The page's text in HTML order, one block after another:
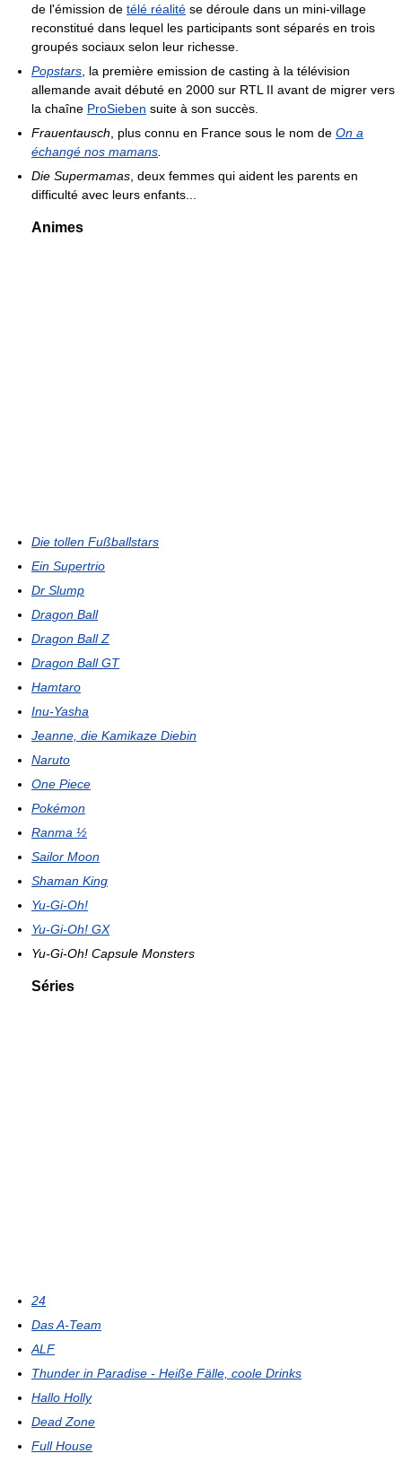
de l'émission de télé réalité se déroule dans un mini-village
reconstitué dans lequel les participants sont séparés en trois
groupés sociaux selon leur richesse.
Popstars , la première emission de casting à la télévision
allemande avait débuté en 2000 sur RTL II avant de migrer vers
la chaîne ProSieben suite à son succès.
Frauentausch , plus connu en France sous le nom de On a
échangé nos mamans
Die Supermamas , deux femmes qui aident les parents en
difficulté avec leurs enfants...
Animes
Die tollen Fußballstars
Ein Supertrio
Dr Slump
Dragon Ball
Dragon Ball Z
Dragon Ball GT
Hamtaro
Inu-Yasha
Jeanne, die Kamikaze Diebin
Naruto
One Piece
Pokémon
Ranma ½
Sailor Moon
Shaman King
Yu-Gi-Oh!
Yu-Gi-Oh! GX
Yu-Gi-Oh! Capsule Monsters
Séries
24
Das A-Team
ALF
Thunder in Paradise - Heiße Fälle, coole Drinks
Hallo Holly
Dead Zone
Full House